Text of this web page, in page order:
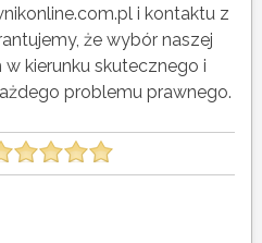
i kontaktu z
że wybór naszej
kierunku skutecznego i
problemu prawnego.